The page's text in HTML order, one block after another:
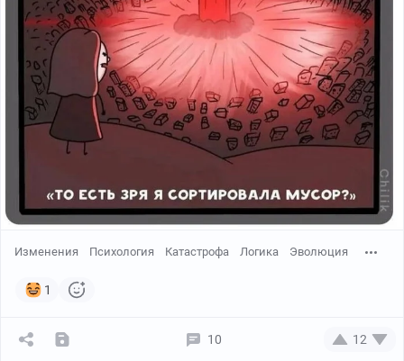
Изменения Психология Катастрофа Логика Эволюция
1
10 12